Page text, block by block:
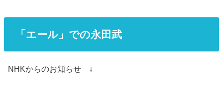
「エール」での永田武
NHKからのお知らせ ↓